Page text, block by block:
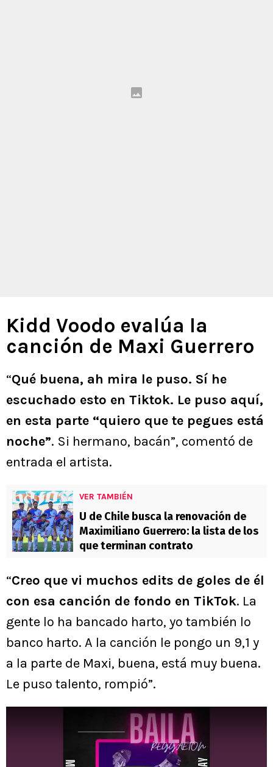
Kidd Voodo evalúa la
canción de Maxi Guerrero
“Qué buena, ah mira le puso. Sí he
escuchado esto en Tiktok. Le puso aquí,
en esta parte “quiero que te pegues está
noche”. Si hermano, bacán”, comentó de
entrada el artista.
VER TAMBIÉN
U de Chile busca la renovación de
Maximiliano Guerrero: la lista de los
que terminan contrato
“Creo que vi muchos edits de goles de él
con esa canción de fondo en TikTok. La
gente lo ha bancado harto, yo también lo
banco harto. A la canción le pongo un 9,1 y
a la parte de Maxi, buena, está muy buena.
Le puso talento, rompió”.